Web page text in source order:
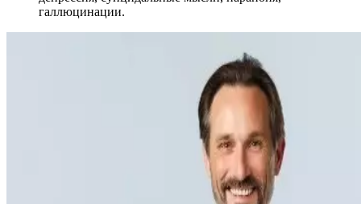
галлюцинации.